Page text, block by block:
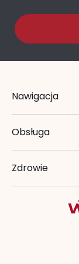
Nawigacja
Obsługa
Zdrowie